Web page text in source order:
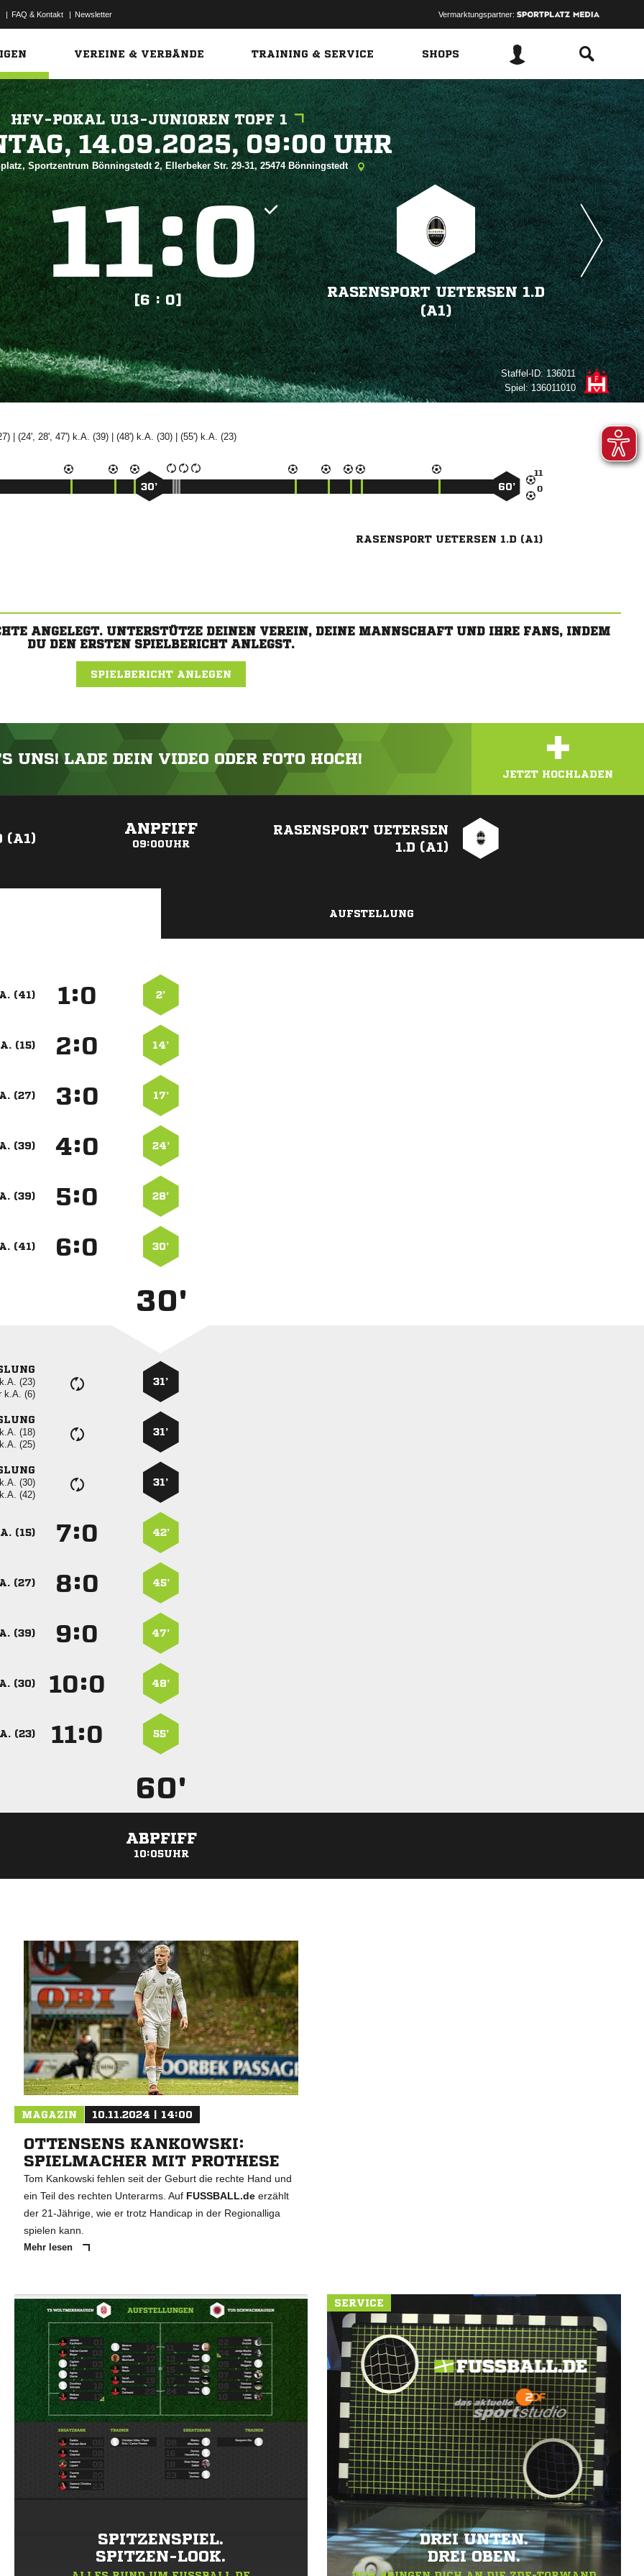
| FAQ & Kontakt | Newsletter Vermarktungspartner:
VEREINE & VERBÄNDE TRAINING & SERVICE SHOPS
HFV-POKAL U13-JUNIOREN TOPF 1
  
Sportzentrum Bönningstedt 2, Ellerbeker Str. 29-31, 25474 Bönningstedt
:
[6 : 0]
RASENSPORT UETERSEN 1.D
(A1)
Staffel-ID:136011
Spiel:136011010
| (24', 28', 47') k.A. (39) | (48') k.A. (30) | (55') k.A. (23)


30’ 60’
RASENSPORT UETERSEN 1.D (A1)
ANGELEGT. UNTERSTÜTZE DEINEN VEREIN, DEINE MANNSCHAFT UND IHRE FANS, INDEM
DU DEN ERSTEN SPIELBERICHT ANLEGST.
SPIELBERICHT ANLEGEN
UNS! LADE DEIN VIDEO ODER FOTO HOCH! +
JETZT HOCHLADEN
(A1)
ANPFIFF
09:00UHR
RASENSPORT UETERSEN
1.D (A1)
AUFSTELLUNG
(41) : 2’
(15) : 14’
(27) : 17’
(39) : 24’
(39) : 28’
(41) : 30’
30'
k.A. (23)
k.A. (6)
31’
k.A. (18)
k.A. (25)
31’
k.A. (30)
k.A. (42)
31’
(15) : 42’
(27) : 45’
(39) : 47’
(30) : 48’
(23) : 55’
60'
ABPFIFF
10:05UHR
MAGAZIN 10.11.2024 | 14:00
OTTENSENS KANKOWSKI:
SPIELMACHER MIT PROTHESE
Tom Kankowski fehlen seit der Geburt die rechte Hand und
ein Teil des rechten Unterarms. Auf FUSSBALL.deerzählt
der 21-Jährige, wie er trotz Handicap in der Regionalliga
spielen kann.
Mehr lesen
SPITZENSPIEL.
SPITZEN-LOOK.
SERVICE
DREI UNTEN.
DREI OBEN.